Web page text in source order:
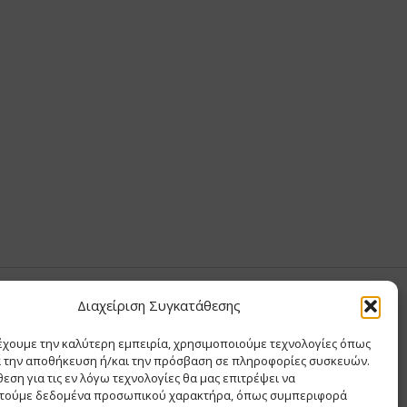
Διαχείριση Συγκατάθεσης
την καλύτερη εμπειρία, χρησιμοποιούμε τεχνολογίες όπως
την αποθήκευση ή/και την πρόσβαση σε πληροφορίες συσκευών.
για τις εν λόγω τεχνολογίες θα μας επιτρέψει να
δεδομένα προσωπικού χαρακτήρα, όπως συμπεριφορά
Θ ΚΑΙ ΣΙΑ ΜΟΝΟΠΡΟΣΩΠΗ ΙΚΕ